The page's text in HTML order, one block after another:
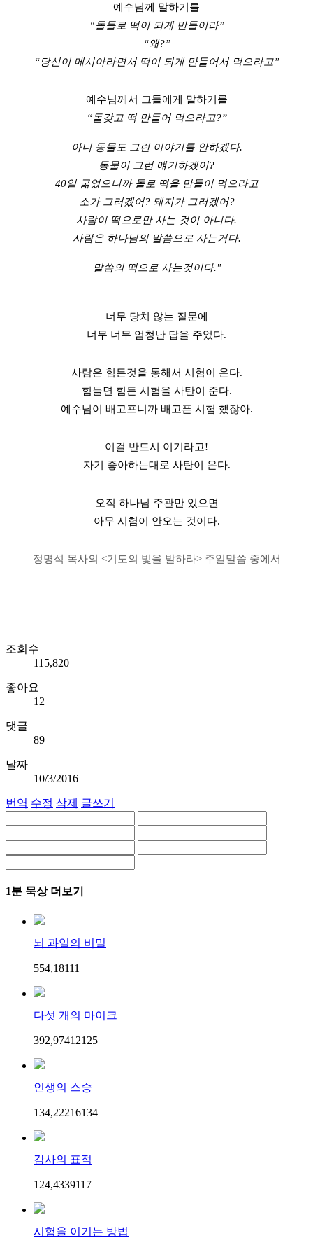
예수님께 말하기를
“돌들로 떡이 되게 만들어라”
“왜?”
“당신이 메시아라면서 떡이 되게 만들어서 먹으라고”
예수님께서 그들에게 말하기를
“돌갖고 떡 만들어 먹으라고?”
아니 동물도 그런 이야기를 안하겠다.
동물이 그런 얘기하겠어?
40일 굶었으니까 돌로 떡을 만들어 먹으라고
소가 그러겠어? 돼지가 그러겠어?
사람이 떡으로만 사는 것이 아니다.
사람은 하나님의 말씀으로 사는거다.
말씀의 떡으로 사는것이다."
너무 당치 않는 질문에
너무 너무 엄청난 답을 주었다.
사람은 힘든것을 통해서 시험이 온다.
힘들면 힘든 시험을 사탄이 준다.
예수님이 배고프니까 배고픈 시험 했잖아.
이걸 반드시 이기라고!
자기 좋아하는대로 사탄이 온다.
오직 하나님 주관만 있으면
아무 시험이 안오는 것이다.
정명석 목사의 <기도의 빛을 발하라> 주일말씀 중에서
조회수
115,820
좋아요
12
댓글
89
날짜
10/3/2016
번역 수정 삭제 글쓰기
1분 묵상 더보기
뇌 과일의 비밀
554,18111
다섯 개의 마이크
392,97412125
인생의 스승
134,22216134
감사의 표적
124,4339117
시험을 이기는 방법